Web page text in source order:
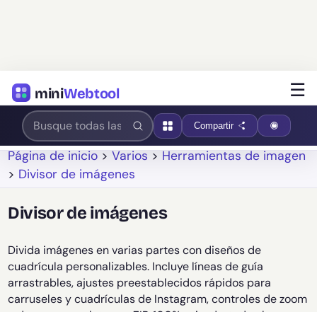
miniWebtool ☰
Compartir
Página de inicio>Varios>Herramientas de imagen
> Divisor de imágenes
Divisor de imágenes
Divida imágenes en varias partes con diseños de
cuadrícula personalizables. Incluye líneas de guía
arrastrables, ajustes preestablecidos rápidos para
carruseles y cuadrículas de Instagram, controles de zoom